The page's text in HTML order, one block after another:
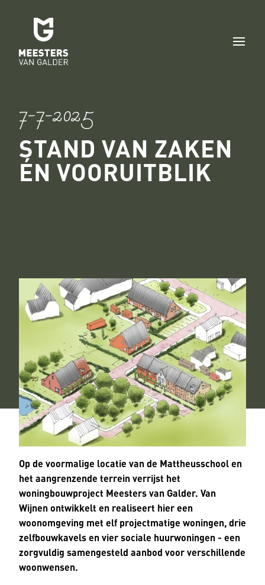
7-7-2025
STAND VAN ZAKEN
ÉN VOORUITBLIK
Op de voormalige locatie van de Mattheusschool en
het aangrenzende terrein verrijst het
woningbouwproject Meesters van Galder. Van
Wijnen ontwikkelt en realiseert hier een
woonomgeving met elf projectmatige woningen, drie
zelfbouwkavels en vier sociale huurwoningen - een
zorgvuldig samengesteld aanbod voor verschillende
woonwensen.